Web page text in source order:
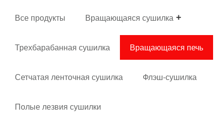
Все продукты Вращающаяся сушилка
Трехбарабанная сушилка Вращающаяся печь
Сетчатая ленточная сушилка Флэш-сушилка
Полые лезвия сушилки